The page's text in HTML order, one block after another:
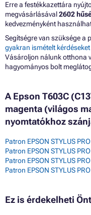
Erre a festékkazettára
megvásárlásával2602
kedvezményként
Segítségre van szüksége a
gyakran ismételt kérdéseket
Vásároljon nálunk otthona
hagyományos bolt
A Epson T603C
magenta (világos
nyomtatókhoz
Patron EPSON STYLUS
Patron EPSON STYLUS
Patron EPSON STYLUS
Patron EPSON STYLUS
Ez is érdekelheti Önt